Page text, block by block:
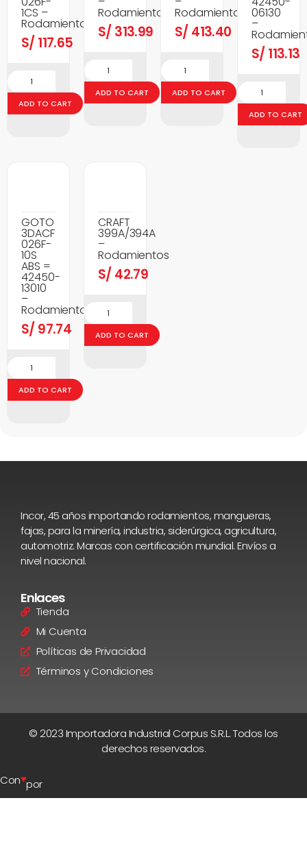
1CS –
Rodamientos
S/ 117.65
ADD TO CART
Rodamientos
S/ 313.99
ADD TO CART
Rodamientos
S/ 413.40
ADD TO CART
06130
–
S/ 113.13
ADD TO CART
GOTO
3DACF
026F-
10S
ABS =
42450-
13010
–
Rodamientos
S/ 97.74
ADD TO CART
CRAFT
399A/394A
–
Rodamientos
S/ 42.79
ADD TO CART
Incor, 45 años importando rodamientos, mangueras,
fajas, para la minería, industria, siderúrgica, agricultura,
automotriz. Marcas con certificación mundial. Envíos a
nivel nacional.
Enlaces
Tienda
Mi Cuenta
Políticas de Privacidad
Términos y Condiciones
© 2023 Importadora Industrial Corpus S.R.L. Todos los
derechos reservados.
Con♥por